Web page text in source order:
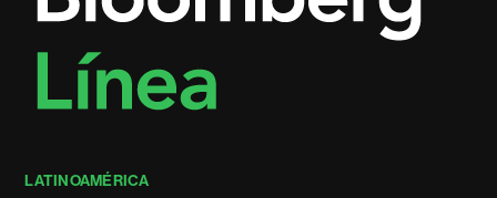
LATINOAMÉRICA